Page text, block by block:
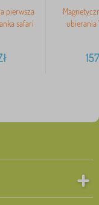
pierwsza
safari
ubierania